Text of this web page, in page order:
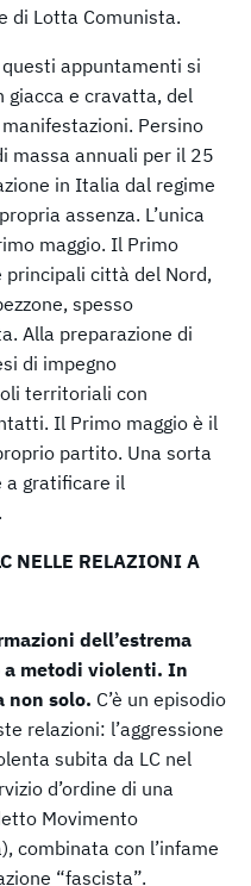
di Lotta Comunista.
questi appuntamenti si
giacca e cravatta, del
Persino
massa annuali per il 25
in Italia dal regime
assenza. L’unica
maggio. Il Primo
principali città del Nord,
spesso
Alla preparazione di
di impegno
territoriali con
Il Primo maggio è il
partito. Una sorta
a gratificare il
NELLE RELAZIONI A
dell’estrema
metodi violenti. In
non solo. C’è un episodio
relazioni: l’aggressione
subita da LC nel
d’ordine di una
Movimento
combinata con l’infame
“fascista”.